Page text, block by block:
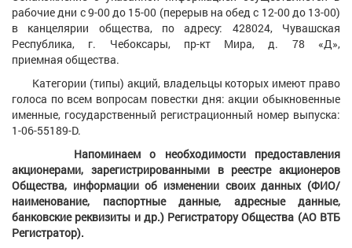
рабочие дни с 9-00 до 15-00 (перерыв на обед с 12-00 до 13-00)
в канцелярии общества, по адресу: 428024, Чувашская
Республика, г. Чебоксары, пр-кт Мира, д. 78 «Д»,
приемная общества.
Категории (типы) акций, владельцы которых имеют право
голоса по всем вопросам повестки дня: акции обыкновенные
именные, государственный регистрационный номер выпуска:
1-06-55189-D.
Напоминаем о необходимости предоставления
акционерами, зарегистрированными в реестре акционеров
Общества, информации об изменении своих данных (ФИО/
наименование, паспортные данные, адресные данные,
банковские реквизиты и др.) Регистратору Общества (АО ВТБ
Регистратор).